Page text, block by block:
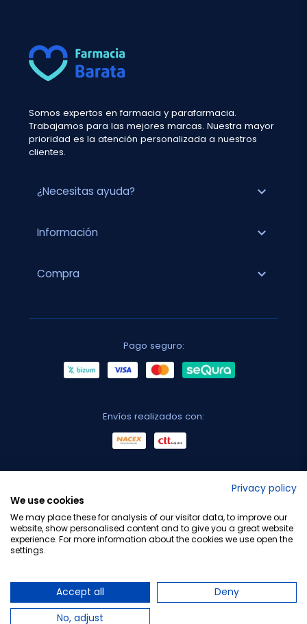
Somos expertos en farmacia y parafarmacia.
Trabajamos para las mejores marcas. Nuestra mayor
prioridad es la atención personalizada a nuestros
clientes.
¿Necesitas ayuda? expand_more
Información expand_more
Compra expand_more
Pago seguro:
Envíos realizados con:
Privacy policy
We use cookies
We may place these for analysis of our visitor data, to improve our
website, show personalised content and to give you a great website
experience. For more information about the cookies we use open the
settings.
Accept all
Deny
No, adjust